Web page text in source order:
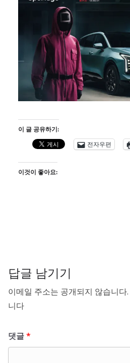
이 글 공유하기:
전자우편
이것이 좋아요:
답글 남기기
이메일 주소는 공개되지 않습니다.
니다
댓글*